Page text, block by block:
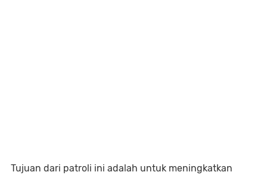
Tujuan dari patroli ini adalah untuk meningkatkan